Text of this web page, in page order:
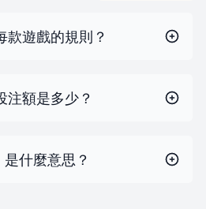
款遊戲的規則？
注額是多少？
什麼意思？